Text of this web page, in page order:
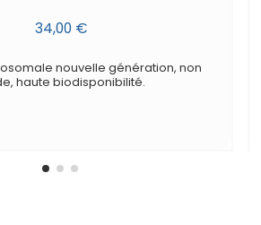
34,00 €
nouvelle génération, non
haute biodisponibilité.